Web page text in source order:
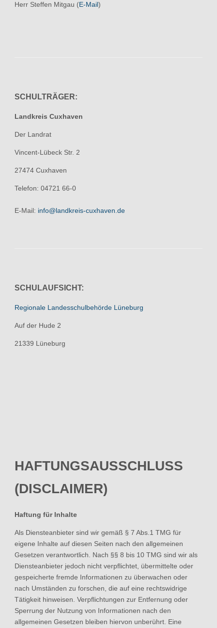
Herr Steffen Mitgau (E-Mail)
SCHULTRÄGER:
Landkreis Cuxhaven
Der Landrat
Vincent-Lübeck Str. 2
27474 Cuxhaven
Telefon: 04721 66-0
E-Mail: info@landkreis-cuxhaven.de
SCHULAUFSICHT:
Regionale Landesschulbehörde Lüneburg
Auf der Hude 2
21339 Lüneburg
HAFTUNGSAUSSCHLUSS
(DISCLAIMER)
Haftung für Inhalte
Als Diensteanbieter sind wir gemäß § 7 Abs.1 TMG für
eigene Inhalte auf diesen Seiten nach den allgemeinen
Gesetzen verantwortlich. Nach §§ 8 bis 10 TMG sind wir als
Diensteanbieter jedoch nicht verpflichtet, übermittelte oder
gespeicherte fremde Informationen zu überwachen oder
nach Umständen zu forschen, die auf eine rechtswidrige
Tätigkeit hinweisen. Verpflichtungen zur Entfernung oder
Sperrung der Nutzung von Informationen nach den
allgemeinen Gesetzen bleiben hiervon unberührt. Eine